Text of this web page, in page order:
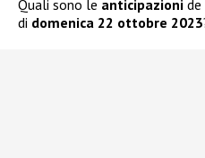
Quali sono le anticipazioni de
di domenica 22 ottobre 2023